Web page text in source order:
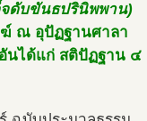
ดับขันธปรินิพพาน)
ฆ์ ณ อุปัฏฐานศาลา
นได้แก่ สติปัฏฐาน ๔